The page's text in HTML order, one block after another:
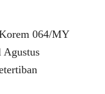
064/MY